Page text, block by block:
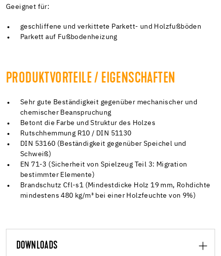
Geeignet für:
geschliffene und verkittete Parkett- und Holzfußböden
Parkett auf Fußbodenheizung
PRODUKTVORTEILE / EIGENSCHAFTEN
Sehr gute Beständigkeit gegenüber mechanischer und
chemischer Beanspruchung
Betont die Farbe und Struktur des Holzes
Rutschhemmung R10 / DIN 51130
DIN 53160 (Beständigkeit gegenüber Speichel und
Schweiß)
EN 71-3 (Sicherheit von Spielzeug Teil 3: Migration
bestimmter Elemente)
Brandschutz Cfl-s1 (Mindestdicke Holz 19 mm, Rohdichte
mindestens 480 kg/m³ bei einer Holzfeuchte von 9%)
DOWNLOADS